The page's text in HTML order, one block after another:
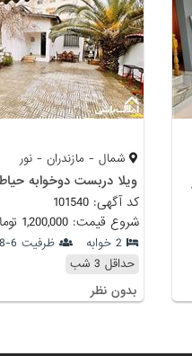
شمال - مازندران - نور
ویلا دربست دوخوابه
کد آگهی: 101540
شروع قیمت: 1,200,000 تومان
2 خوابه
ظرفیت 6-18 نفر
حداقل 3 شب
بدون نظر